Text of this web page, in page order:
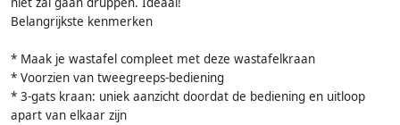
Belangrijkste kenmerken
* Maak je wastafel compleet met deze wastafelkraan
* Voorzien van tweegreeps-bediening
* 3-gats kraan: uniek aanzicht doordat de bediening en uitloop
apart van elkaar zijn